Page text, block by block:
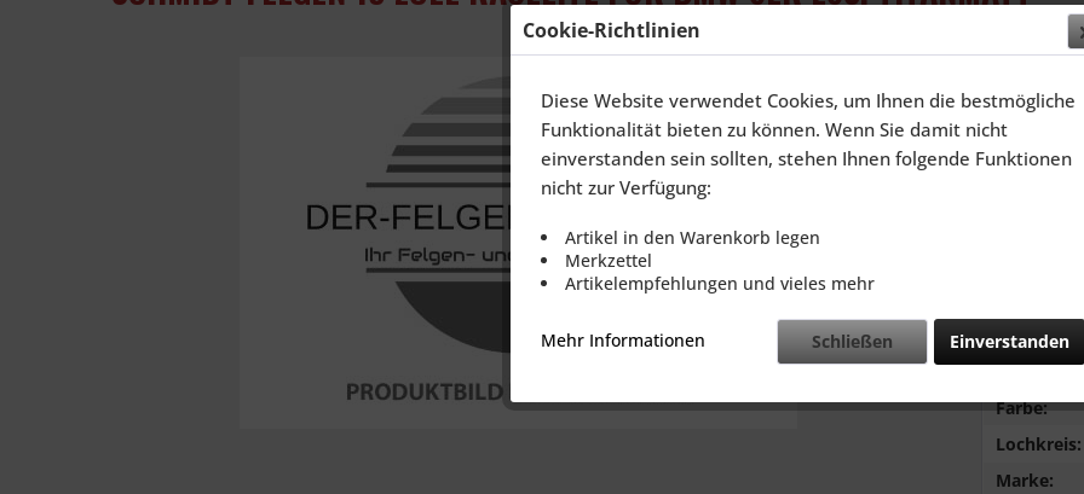
Inhalt:4
inkl. MwSt.
Lieferzeit
Typ:
Farbe:
Lochkreis:
Marke:
Cookie-Richtlinien
Diese Website verwendet Cookies, um Ihnen die bestmögliche
Funktionalität bieten zu können. Wenn Sie damit nicht
einverstanden sein sollten, stehen Ihnen folgende Funktionen
nicht zur Verfügung:
Artikel in den Warenkorb legen
Merkzettel
Artikelempfehlungen und vieles mehr
Mehr Informationen Einverstanden
Schließen